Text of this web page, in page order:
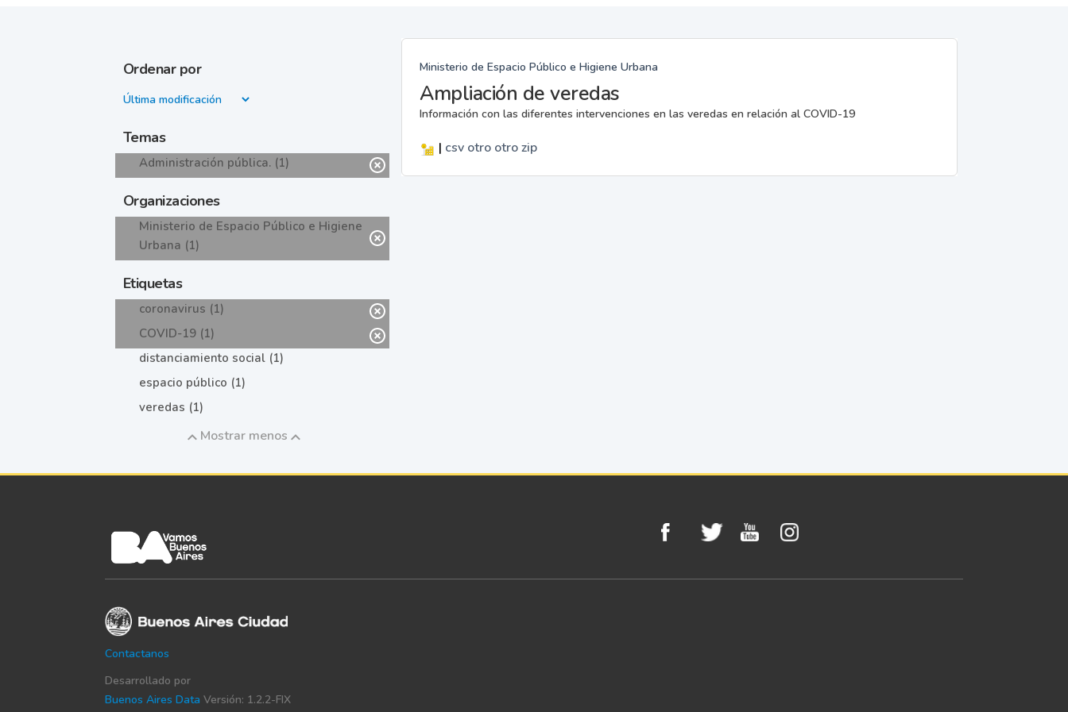
Ordenar por
Temas
Administración pública. (1)
Organizaciones
Ministerio de Espacio Público e Higiene
Urbana (1)
Etiquetas
coronavirus (1)
COVID-19 (1)
distanciamiento social (1)
espacio público (1)
veredas (1)
Mostrar menos
Ministerio de Espacio Público e Higiene Urbana
Ampliación de veredas
Información con las diferentes intervenciones en las veredas en relación al COVID-19
| csv otro otrozip
Contactanos
Desarrollado por
Buenos Aires Data Versión: 1.2.2-FIX